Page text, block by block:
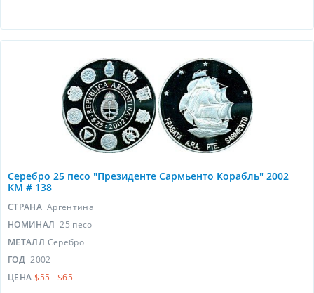
Серебро 25 песо "Президенте Сармьенто Корабль" 2002
KM # 138
СТРАНА Аргентина
НОМИНАЛ 25 песо
МЕТАЛЛ Серебро
ГОД 2002
ЦЕНА $55 - $65